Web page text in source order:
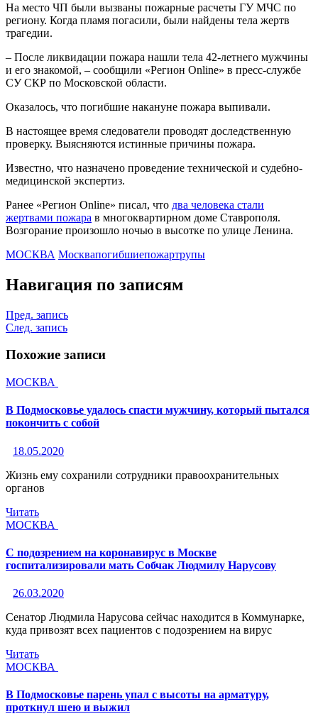
На место ЧП были вызваны пожарные расчеты ГУ МЧС по
региону. Когда пламя погасили, были найдены тела жертв
трагедии.
– После ликвидации пожара нашли тела 42-летнего мужчины
и его знакомой, – сообщили «Регион Online» в пресс-службе
СУ СКР по Московской области.
Оказалось, что погибшие накануне пожара выпивали.
В настоящее время следователи проводят доследственную
проверку. Выясняются истинные причины пожара.
Известно, что назначено проведение технической и судебно-
медицинской экспертиз.
Ранее «Регион Online» писал, что два человека стали
жертвами пожара в многоквартирном доме Ставрополя.
Возгорание произошло ночью в высотке по улице Ленина.
МОСКВА Москвапогибшиепожартрупы
Навигация по записям
Пред. запись
След. запись
Похожие записи
МОСКВА
В Подмосковье удалось спасти мужчину, который пытался
покончить с собой
18.05.2020
Жизнь ему сохранили сотрудники правоохранительных
органов
Читать
МОСКВА
С подозрением на коронавирус в Москве
госпитализировали мать Собчак Людмилу Нарусову
26.03.2020
Сенатор Людмила Нарусова сейчас находится в Коммунарке,
куда привозят всех пациентов с подозрением на вирус
Читать
МОСКВА
В Подмосковье парень упал с высоты на арматуру,
проткнул шею и выжил